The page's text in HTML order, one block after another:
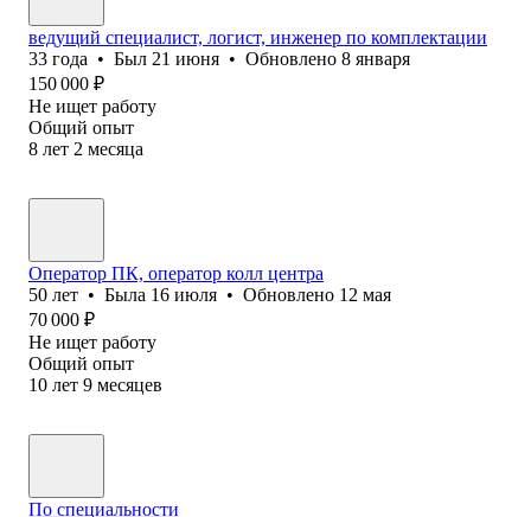
ведущий специалист, логист, инженер по комплектации
33 года • Был 21 июня • Обновлено 8 января
150 000 ₽
Не ищет работу
Общий опыт
8 лет 2 месяца
Оператор ПК, оператор колл центра
50 лет • Была 16 июля • Обновлено 12 мая
70 000 ₽
Не ищет работу
Общий опыт
10 лет 9 месяцев
По специальности